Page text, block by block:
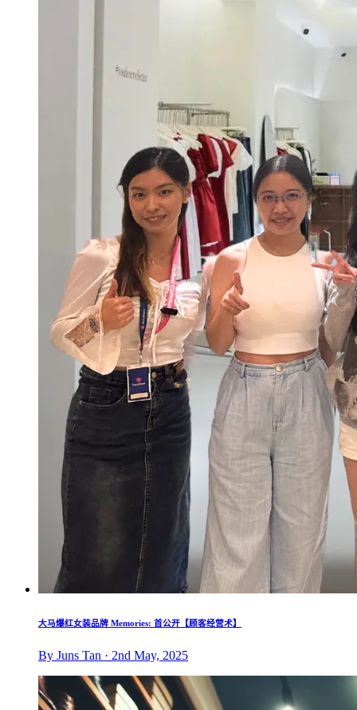
大马爆红女装品牌 Memories: 首公开【顾客经营术】
By Juns Tan · 2nd May, 2025